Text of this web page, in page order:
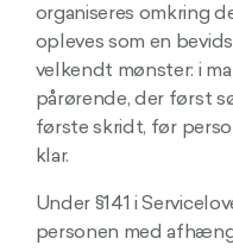
organiseres omkring
opleves som en
velkendt mønster: i
pårørende, der først
første skridt, før
klar.
Under §141 i
personen med